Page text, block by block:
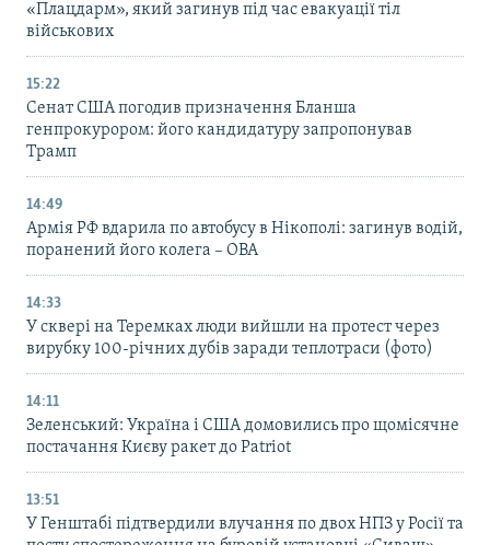
«Плацдарм», який загинув під час евакуації тіл
військових
15:22
Сенат США погодив призначення Бланша
генпрокурором: його кандидатуру запропонував
Трамп
14:49
Армія РФ вдарила по автобусу в Нікополі: загинув водій,
поранений його колега – ОВА
14:33
У сквері на Теремках люди вийшли на протест через
вирубку 100-річних дубів заради теплотраси (фото)
14:11
Зеленський: Україна і США домовились про щомісячне
постачання Києву ракет до Patriot
13:51
У Генштабі підтвердили влучання по двох НПЗ у Росії та